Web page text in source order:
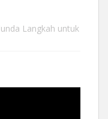
Langkah untuk